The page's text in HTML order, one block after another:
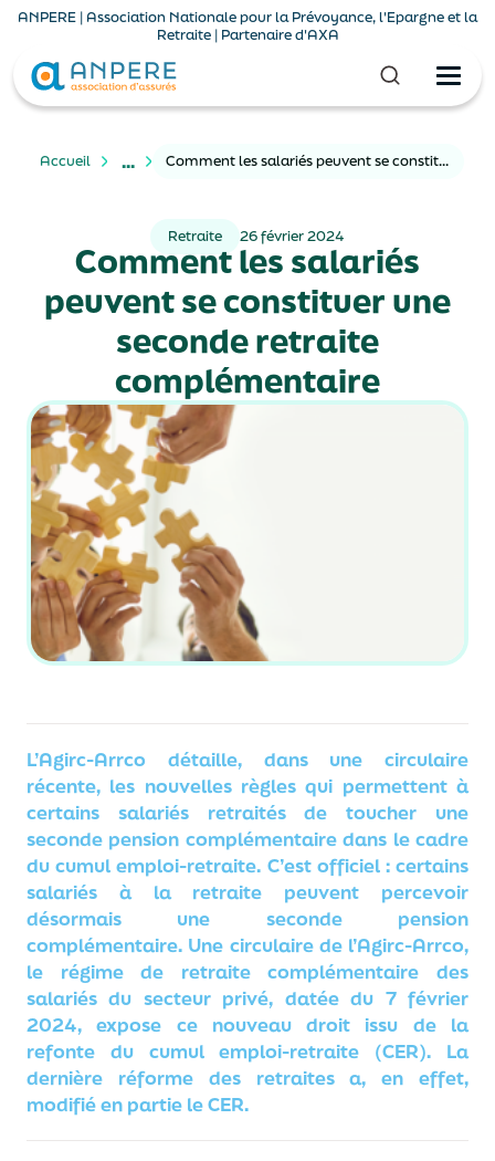
ANPERE | Association Nationale pour la Prévoyance, l'Epargne et la
Retraite | Partenaire d'AXA
Accueil ... Comment les salariés peuvent se constituer une seconde retraite complémentaire
Retraite 26 février 2024
Comment les salariés
peuvent se constituer une
seconde retraite
complémentaire
L’Agirc-Arrco détaille, dans une circulaire
récente, les nouvelles règles qui permettent à
certains salariés retraités de toucher une
seconde pension complémentaire dans le cadre
du cumul emploi-retraite. C’est officiel : certains
salariés à la retraite peuvent percevoir
désormais une seconde pension
complémentaire. Une circulaire de l’Agirc-Arrco,
le régime de retraite complémentaire des
salariés du secteur privé, datée du 7 février
2024, expose ce nouveau droit issu de la
refonte du cumul emploi-retraite (CER). La
dernière réforme des retraites a, en effet,
modifié en partie le CER.